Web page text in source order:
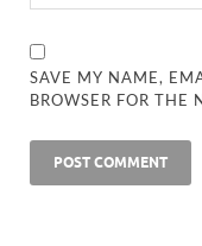
SAVE MY NAME,
BROWSER FOR THE